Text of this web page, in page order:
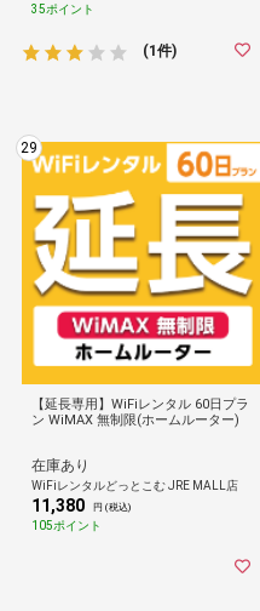
35ポイント
(1件)
29
【延長専用】WiFiレンタル 60日プラ
ン WiMAX 無制限(ホームルーター)
在庫あり
WiFiレンタルどっとこむ JRE MALL店
11,380 円 (税込)
105ポイント